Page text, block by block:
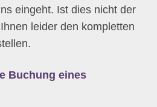
eingeht. Ist dies nicht der
leider den kompletten
Buchung eines